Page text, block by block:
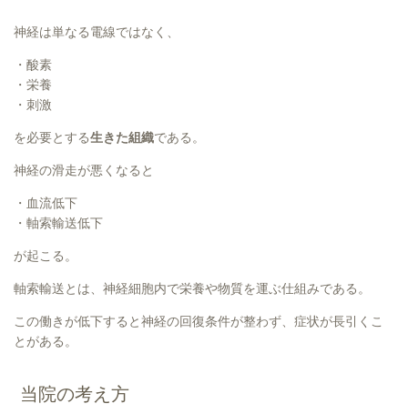
神経は単なる電線ではなく、
・酸素
・栄養
・刺激
を必要とする生きた組織である。
神経の滑走が悪くなると
・血流低下
・軸索輸送低下
が起こる。
軸索輸送とは、神経細胞内で栄養や物質を運ぶ仕組みである。
この働きが低下すると神経の回復条件が整わず、症状が長引くこ
とがある。
当院の考え方